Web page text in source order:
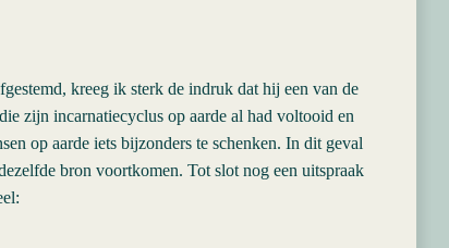
kreeg ik sterk de indruk dat hij een van de
zijn incarnatiecyclus op aarde al had voltooid en
op aarde iets bijzonders te schenken. In dit geval
bron voortkomen. Tot slot nog een uitspraak